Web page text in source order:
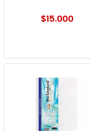
$15.000